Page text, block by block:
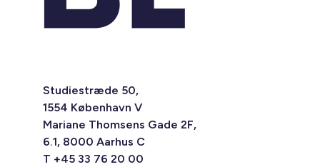
Studiestræde 50,
1554 København V
Mariane Thomsens Gade 2F,
6.1, 8000 Aarhus C
T +45 33 76 20 00